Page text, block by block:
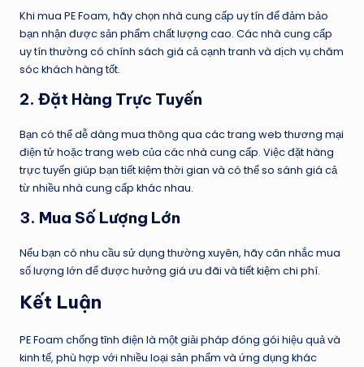
Khi mua PE Foam, hãy chọn nhà cung cấp uy tín để đảm bảo
bạn nhận được sản phẩm chất lượng cao. Các nhà cung cấp
uy tín thường có chính sách giá cả cạnh tranh và dịch vụ chăm
sóc khách hàng tốt.
2. Đặt Hàng Trực Tuyến
Bạn có thể dễ dàng mua thông qua các trang web thương mại
điện tử hoặc trang web của các nhà cung cấp. Việc đặt hàng
trực tuyến giúp bạn tiết kiệm thời gian và có thể so sánh giá cả
từ nhiều nhà cung cấp khác nhau.
3. Mua Số Lượng Lớn
Nếu bạn có nhu cầu sử dụng thường xuyên, hãy cân nhắc mua
số lượng lớn để được hưởng giá ưu đãi và tiết kiệm chi phí.
Kết Luận
PE Foam chống tĩnh điện là một giải pháp đóng gói hiệu quả và
kinh tế, phù hợp với nhiều loại sản phẩm và ứng dụng khác